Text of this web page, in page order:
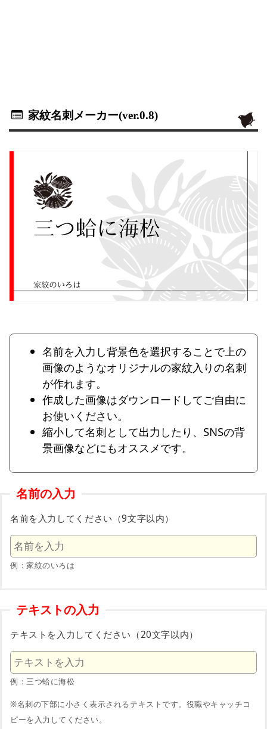
家紋名刺メーカー(ver.0.8)
名前を入力し背景色を選択することで上の
画像のようなオリジナルの家紋入りの名刺
が作れます。
作成した画像はダウンロードしてご自由に
お使いください。
縮小して名刺として出力したり、SNSの背
景画像などにもオススメです。
名前の入力
名前を入力してください（9文字以内）
例：家紋のいろは
テキストの入力
テキストを入力してください（20文字以内）
例：三つ蛤に海松
※名刺の下部に小さく表示されるテキストです。役職やキャッチコ
ピーを入力してください。